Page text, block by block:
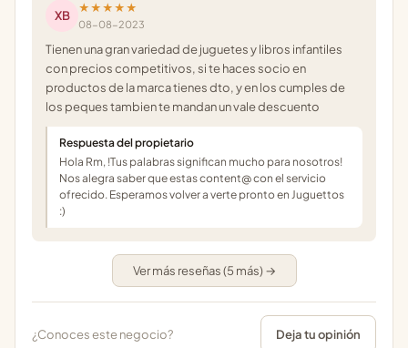
XB
★★★★★
08-08-2023
Tienen una gran variedad de juguetes y libros infantiles
con precios competitivos, si te haces socio en
productos de la marca tienes dto, y en los cumples de
los peques tambien te mandan un vale descuento
Respuesta del propietario
Hola Rm, !Tus palabras significan mucho para nosotros!
Nos alegra saber que estas content@ con el servicio
ofrecido. Esperamos volver a verte pronto en Juguettos
:)
Ver más reseñas (5 más) →
¿Conoces este negocio? Deja tu opinión